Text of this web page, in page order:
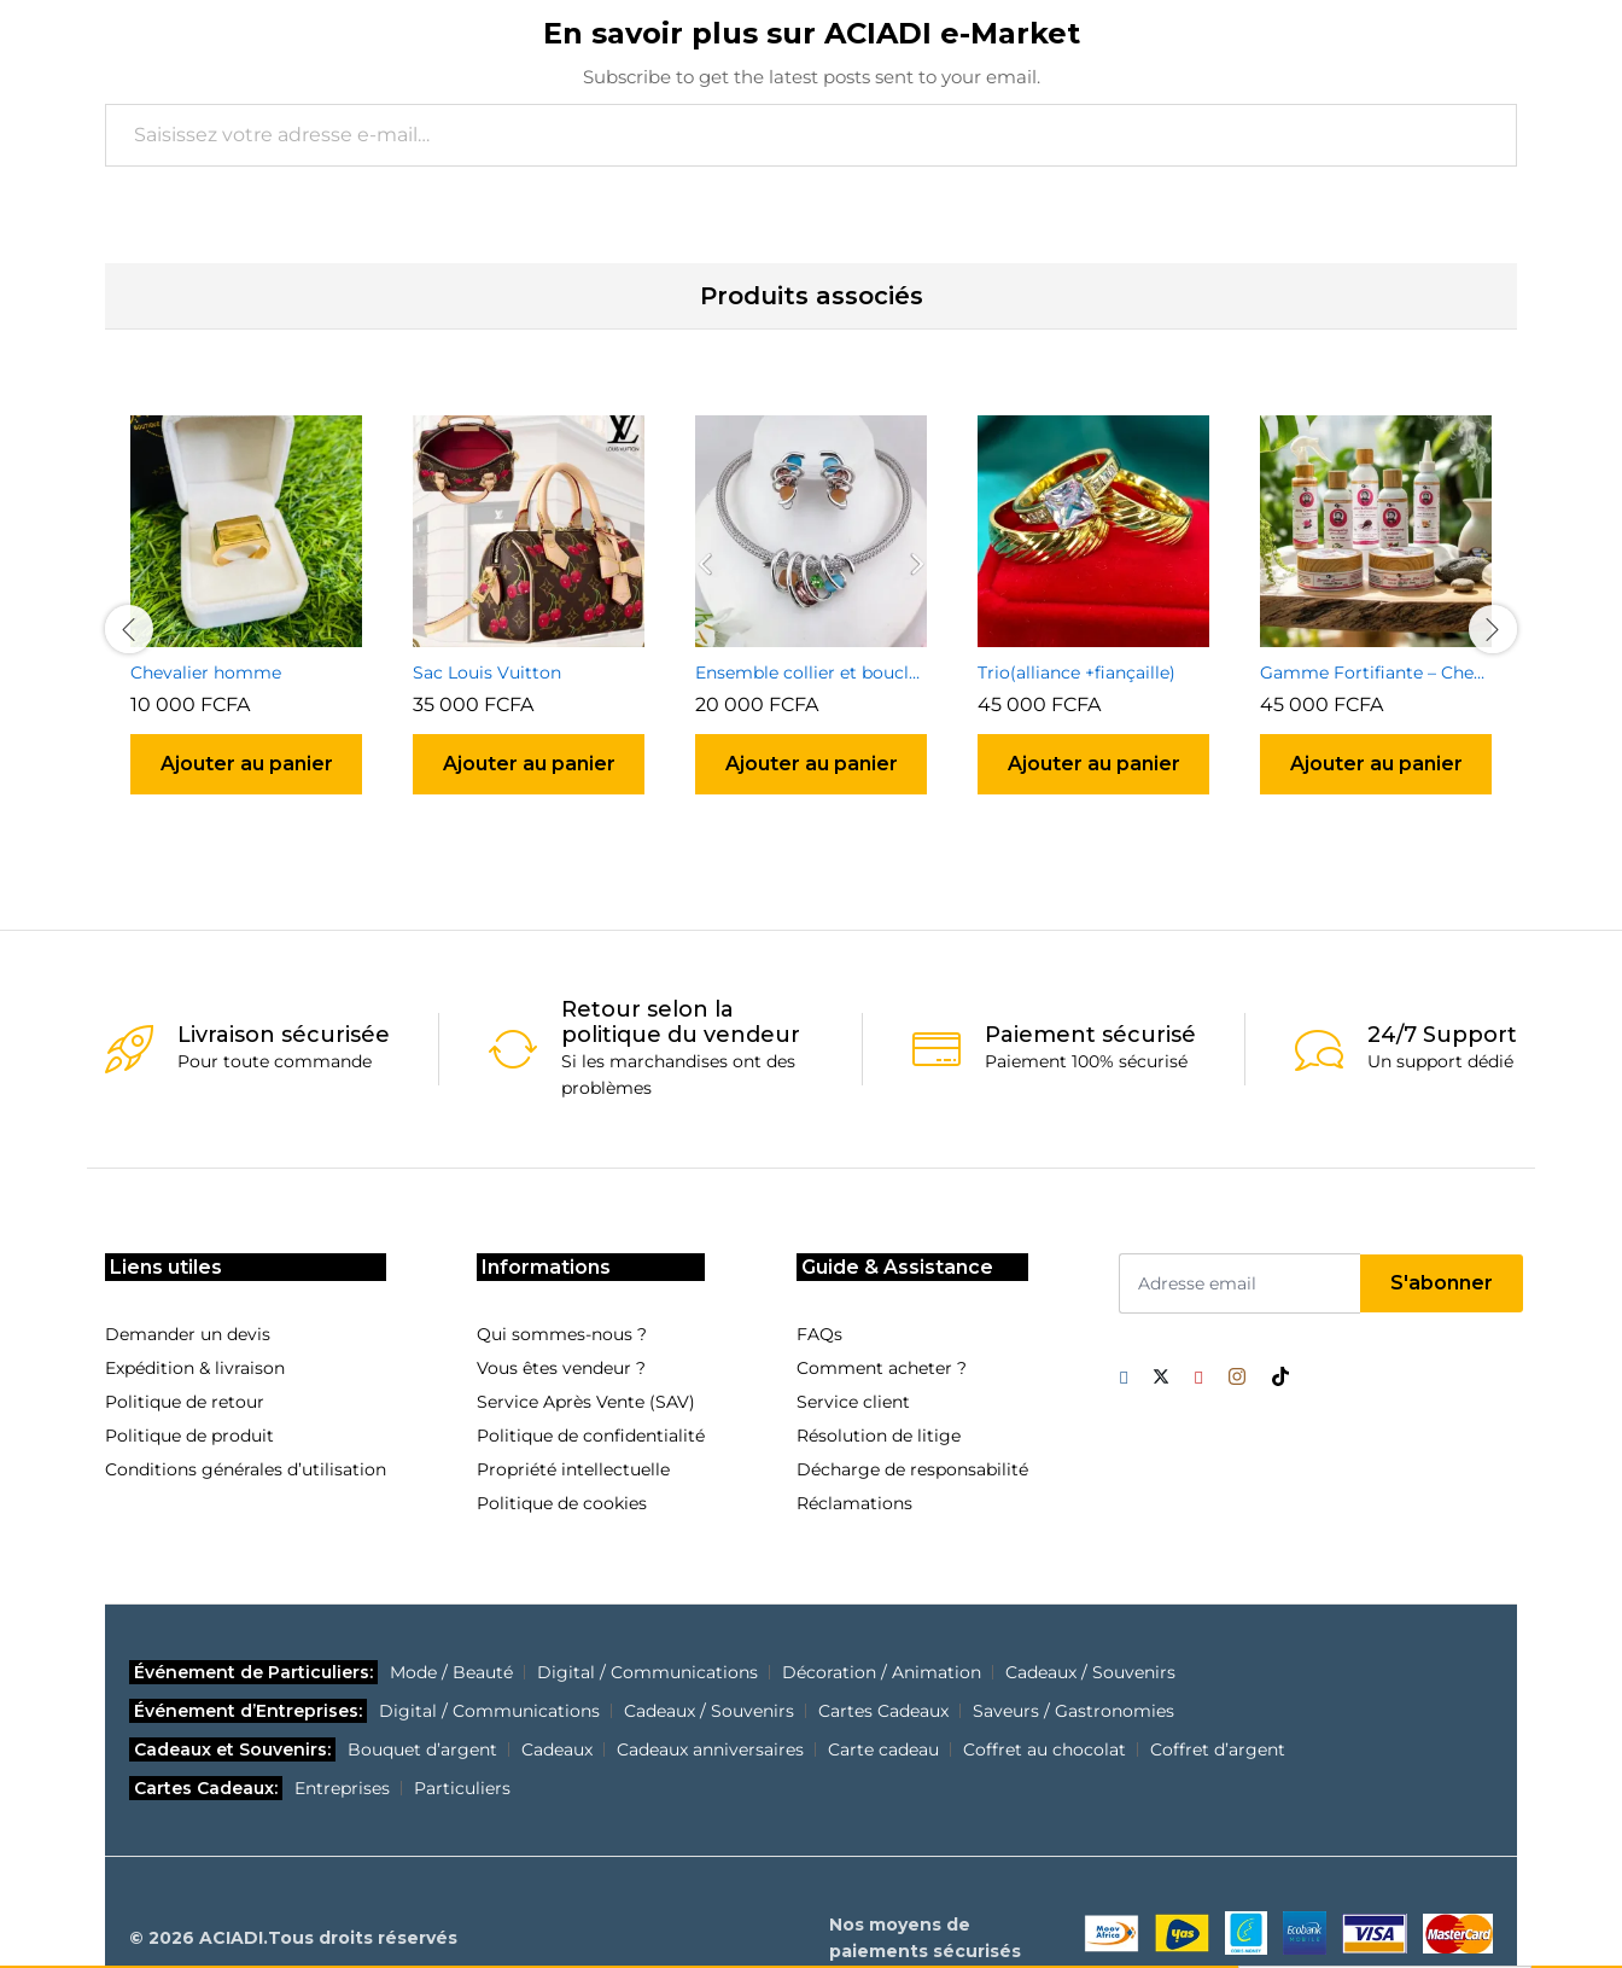
En savoir plus sur ACIADI e-Market
Subscribe to get the latest posts sent to your email.
Saisissez votre adresse e-mail…
Produits associés
Chevalier homme
10 000 FCFA
Ajouter au panier
Sac Louis Vuitton
35 000 FCFA
Ajouter au panier
Ensemble collier et boucles d’oreilles 7
20 000 FCFA
Ajouter au panier
Trio(alliance +fiançaille)
45 000 FCFA
Ajouter au panier
Gamme Fortifiante – Cheveux naturels & défrisés
45 000 FCFA
Ajouter au panier
Livraison sécurisée
Pour toute commande
Retour selon la
politique du vendeur
Si les marchandises ont des
problèmes
Paiement sécurisé
Paiement 100% sécurisé
24/7 Support
Un support dédié
Liens utiles
Demander un devis
Expédition & livraison
Politique de retour
Politique de produit
Conditions générales d’utilisation
Informations
Qui sommes-nous ?
Vous êtes vendeur ?
Service Après Vente (SAV)
Politique de confidentialité
Propriété intellectuelle
Politique de cookies
Guide & Assistance
FAQs
Comment acheter ?
Service client
Résolution de litige
Décharge de responsabilité
Réclamations
Événement de Particuliers: Mode / Beauté Digital / Communications Décoration / Animation
Cadeaux / Souvenirs
Événement d’Entreprises:
Digital / Communications Cadeaux / Souvenirs Cartes Cadeaux
Saveurs / Gastronomies
Cadeaux et Souvenirs:
Bouquet d’argent Cadeaux Cadeaux anniversaires Carte cadeau Coffret au chocolat
Coffret d’argent
Cartes Cadeaux:
Entreprises Particuliers
© 2026 ACIADI.Tous droits réservés
Nos moyens de
paiements sécurisés